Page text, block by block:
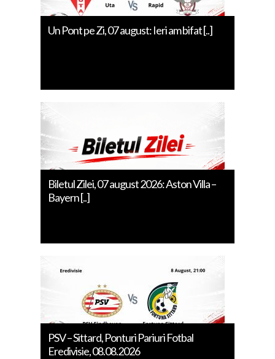
Un Pont pe Zi, 07 august: Ieri am bifat [..]
Biletul Zilei, 07 august 2026: Aston Villa –
Bayern [..]
PSV – Sittard, Ponturi Pariuri Fotbal
Eredivisie, 08.08.2026